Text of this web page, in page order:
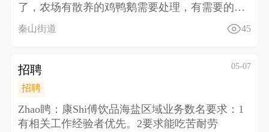
了，农场有散养的鸡鸭鹅需要处理，有需要的联
系18157338
秦山街道 45
招聘 05-07
招聘
Zhao䀻：康Shi傅饮品海盐区域业务数名 要求： 1
有相关工作经验者优先。 2要求能吃苦耐劳